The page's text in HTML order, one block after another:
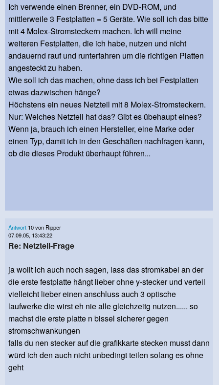
Ich verwende einen Brenner, ein DVD-ROM, und
mittlerweile 3 Festplatten = 5 Geräte. Wie soll ich das bitte
mit 4 Molex-Stromsteckern machen. Ich will meine
weiteren Festplatten, die ich habe, nutzen und nicht
andauernd rauf und runterfahren um die richtigen Platten
angesteckt zu haben.
Wie soll ich das machen, ohne dass ich bei Festplatten
etwas dazwischen hänge?
Höchstens ein neues Netzteil mit 8 Molex-Stromsteckern.
Nur: Welches Netzteil hat das? Gibt es übehaupt eines?
Wenn ja, brauch ich einen Hersteller, eine Marke oder
einen Typ, damit ich in den Geschäften nachfragen kann,
ob die dieses Produkt überhaupt führen...
Antwort 10 von Ripper
07.09.05, 13:43:22
Re: Netzteil-Frage
ja wollt ich auch noch sagen, lass das stromkabel an der
die erste festplatte hängt lieber ohne y-stecker und verteil
vielleicht lieber einen anschluss auch 3 optische
laufwerke die wirst eh nie alle gleichzeitg nutzen...... so
machst die erste platte n bissel sicherer gegen
stromschwankungen
falls du nen stecker auf die grafikkarte stecken musst dann
würd ich den auch nicht unbedingt teilen solang es ohne
geht